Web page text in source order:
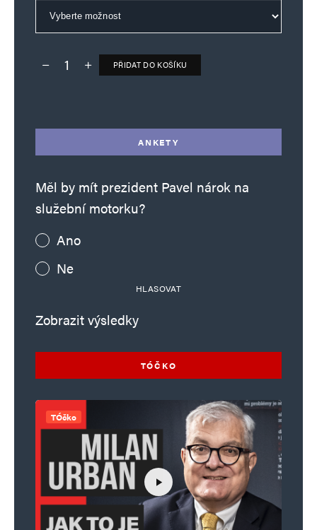
Deník TO – verze bez reklam množství
PŘIDAT DO KOŠÍKU
ANKETY
Měl by mít prezident Pavel nárok na
služební motorku?
Ano
Ne
HLASOVAT
Zobrazit výsledky
TÓČKO
TÓčko